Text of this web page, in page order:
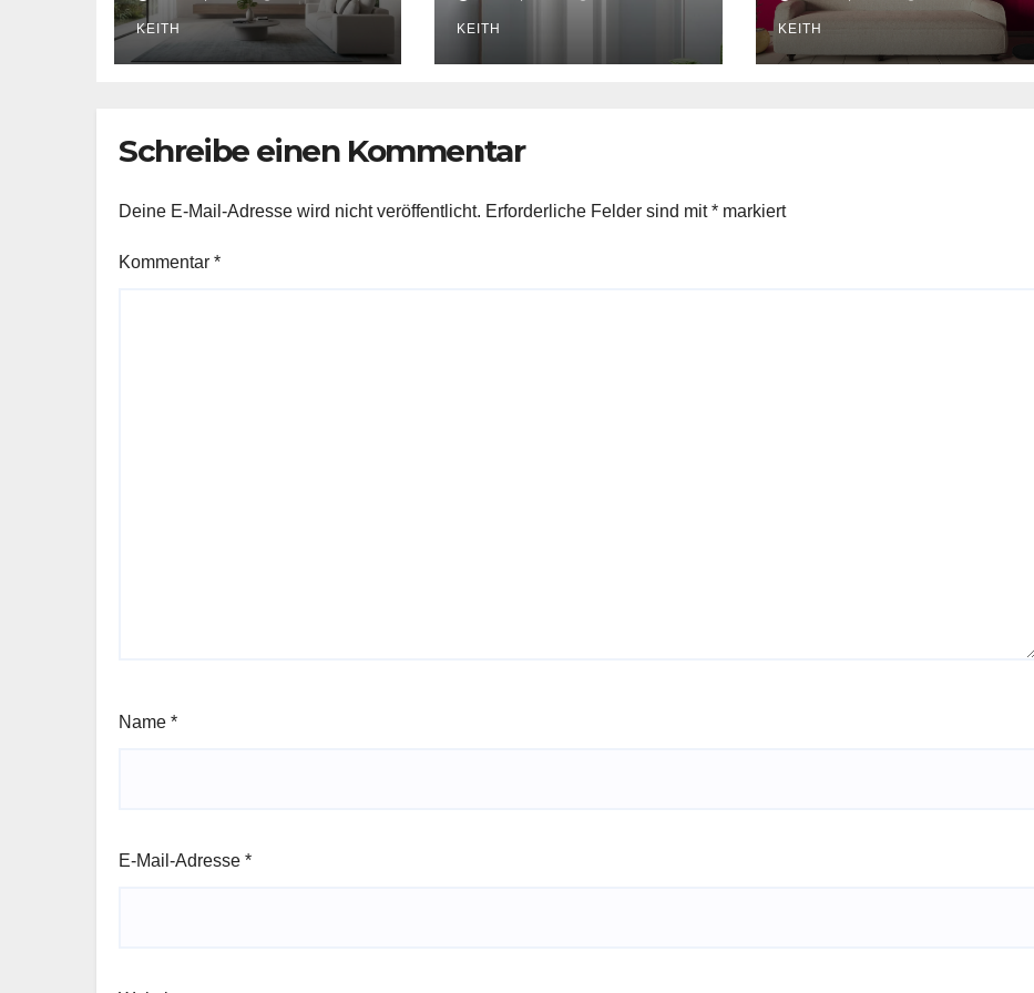
magnetische
Schienensysteme
für Zuhause
KEITH
Chrom-
Wandleuchte
KEITH
zeitgenössische
Leseecke:
Schwarze
KEITH
Schreibe einen Kommentar
Deine E-Mail-Adresse wird nicht veröffentlicht. Erforderliche Felder sind mit* markiert
Kommentar *
Name *
E-Mail-Adresse *